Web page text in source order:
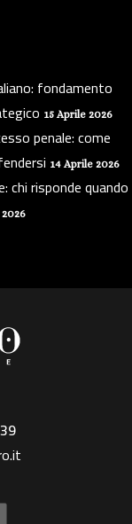
fondamento
15 Aprile 2026
penale: come
14 Aprile 2026
chi risponde quando